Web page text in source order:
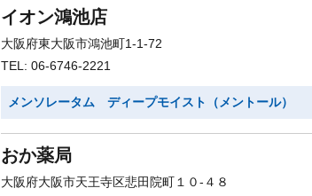
イオン鴻池店
大阪府東大阪市鴻池町1-1-72
TEL: 06-6746-2221
メンソレータム ディープモイスト（メントール）
おか薬局
大阪府大阪市天王寺区悲田院町１０-４８